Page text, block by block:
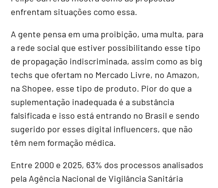
enfrentam situações como essa.
A gente pensa em uma proibição, uma multa, para
a rede social que estiver possibilitando esse tipo
de propagação indiscriminada, assim como as big
techs que ofertam no Mercado Livre, no Amazon,
na Shopee, esse tipo de produto. Pior do que a
suplementação inadequada é a substância
falsificada e isso está entrando no Brasil e sendo
sugerido por esses digital influencers, que não
têm nem formação médica.
Entre 2000 e 2025, 63% dos processos analisados
pela Agência Nacional de Vigilância Sanitária